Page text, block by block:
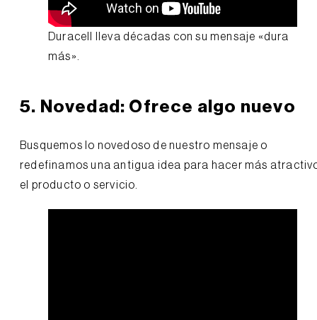
Duracell lleva décadas con su mensaje «dura
más».
5. Novedad: Ofrece algo nuevo
Busquemos lo novedoso de nuestro mensaje o
redefinamos una antigua idea para hacer más
el producto o servicio.